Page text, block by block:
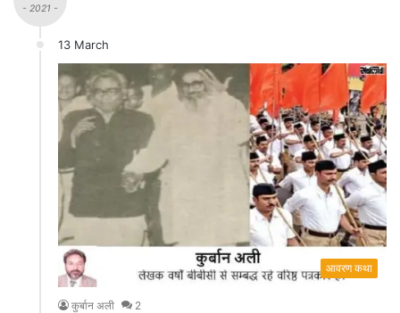
- 2021 -
13 March
आवरण कथा
कुर्बान अली 2